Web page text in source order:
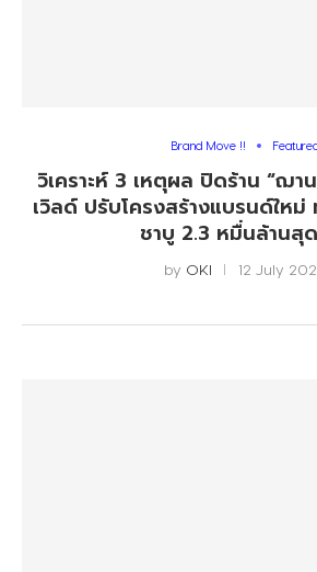
Brand Move !!
วิเคราะห์ 3 เหตุผล ปิดร้าน “ฌา
เวิลด์ ปรับโครงสร้างแบรนด์ให
ชาบู 2.3 หมื่นล้านสุ
by OKI 12 July